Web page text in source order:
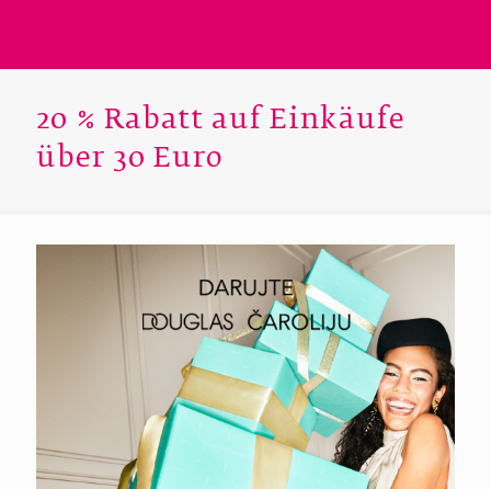
20 % Rabatt auf Einkäufe
über 30 Euro